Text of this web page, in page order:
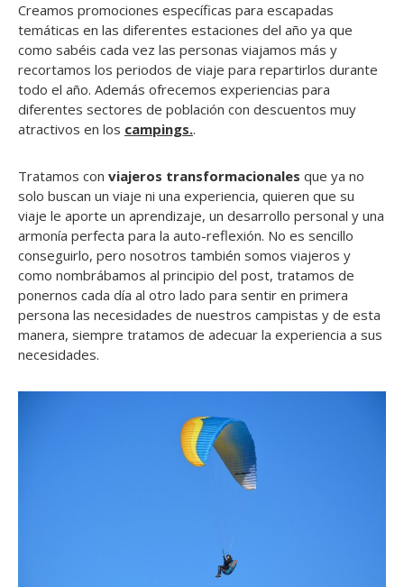
Creamos promociones específicas para escapadas
temáticas en las diferentes estaciones del año ya que
como sabéis cada vez las personas viajamos más y
recortamos los periodos de viaje para repartirlos durante
todo el año. Además ofrecemos experiencias para
diferentes sectores de población con descuentos muy
atractivos en los campings..
Tratamos con viajeros transformacionales que ya no
solo buscan un viaje ni una experiencia, quieren que su
viaje le aporte un aprendizaje, un desarrollo personal y una
armonía perfecta para la auto-reflexión. No es sencillo
conseguirlo, pero nosotros también somos viajeros y
como nombrábamos al principio del post, tratamos de
ponernos cada día al otro lado para sentir en primera
persona las necesidades de nuestros campistas y de esta
manera, siempre tratamos de adecuar la experiencia a sus
necesidades.